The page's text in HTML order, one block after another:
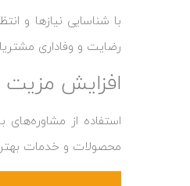
با شناسایی نیازها و
رضایت و وفاداری
افزایش مزیت
استفاده از مشاوره‌های
محصولات و خدمات